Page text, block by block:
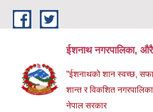
Skip to main content
ईशनाथ नगरपालिका,
"ईशनाथको शान स्वच्छ,
शान्त र विकशित
नेपाल सरकार